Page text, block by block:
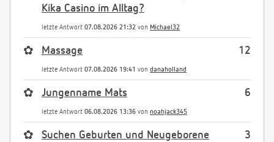
Kika Casino im Alltag?
letzte Antwort 07.08.2026 21:32 von Michael32
12
✿ Massage
letzte Antwort 07.08.2026 19:41 von danaholland
6
✿ Jungenname Mats
letzte Antwort 06.08.2026 13:36 von noahjack345
3
✿
Suchen Geburten und Neugeborene